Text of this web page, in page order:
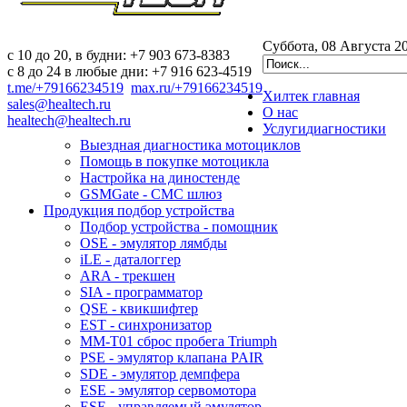
c 10 до 20, в будни: +7 903 673-8383
с 8 до 24 в любые дни: +7 916 623-4519
t.me/+79166234519 max.ru/+79166234519
sales@healtech.ru
healtech@healtech.ru
Суббота, 08 Августа
Хилтек главная
О нас
Услугидиагностики
Выездная диагностика мотоциклов
Помощь в покупке мотоцикла
Настройка на диностенде
GSMGate - СМС шлюз
Продукция подбор устройства
Подбор устройства - помощник
OSE - эмулятор лямбды
iLE - даталоггер
ARA - трекшен
SIA - программатор
QSE - квикшифтер
EST - синхронизатор
MM-T01 сброс пробега Triumph
PSE - эмулятор клапана PAIR
SDE - эмулятор демпфера
ESE - эмулятор сервомотора